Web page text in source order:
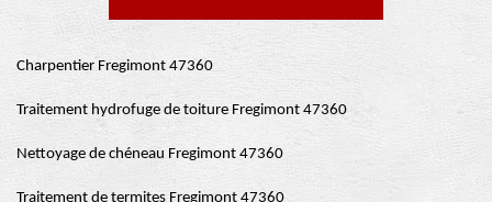
Charpentier Fregimont 47360
Traitement hydrofuge de toiture Fregimont 47360
Nettoyage de chéneau Fregimont 47360
Traitement de termites Fregimont 47360